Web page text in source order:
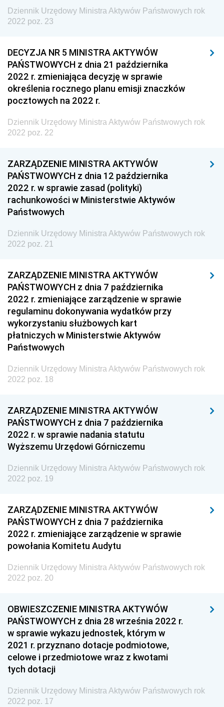
Dziennik Urzędowy Ministra Rodziny, Pracy i Polityki
Społecznej
Dziennik Urzędowy Ministra Rozwoju
Dziennik Urzędowy Ministra Infrastruktury i
Budownictwa
Dziennik Urzędowy Ministra Gospodarki Morskiej i
Dziennik Urzędowy Ministra Energii
Dziennik Urzędowy Ministra Sprawiedliwości
Dziennik Urzędowy Ministra Rozwoju i Finansów
Dziennik Urzędowy Wyższego Urzędu Górniczego
Dziennik Urzędowy Prezesa Urzędu Transportu
Kolejowego
Dziennik Urzędowy Ministra Przedsiębiorczości i
Dziennik Urzędowy Ministra Inwestycji i Rozwoju
Dziennik Urzędowy Naczelnego Dyrektora Archiwów
Państwowych
Dziennik Urzędowy Ministra Finansów, Inwestycji i
Rozwoju
Dziennik Urzędowy Ministra Klimatu
Dziennik Urzędowy Ministra Sportu
Dziennik Urzędowy Ministra Funduszy i Polityki
Dziennik Urzędowy Ministra Aktywów Państwowych
2026
2025
2023
z 14 grudnia 2022 pozycja 28
z 6 grudnia 2022 pozycje 26-27
z 1 grudnia 2022 pozycja 25
z 28 października 2022 pozycja 23
z 13 października 2022 pozycja 21
z 10 października 2022 pozycja 20
z 7 października 2022 pozycje 18-19
z 28 września 2022 pozycja 17
z 31 sierpnia 2022 pozycja 15
Dziennik Urzędowy Ministra Aktywów Państwowych rok
2022 poz. 23
DECYZJA NR 5 MINISTRA AKTYWÓW
PAŃSTWOWYCH z dnia 21 października
2022 r. zmieniająca decyzję w sprawie
określenia rocznego planu emisji znaczków
pocztowych na 2022 r.
Dziennik Urzędowy Ministra Aktywów Państwowych rok
2022 poz. 22
ZARZĄDZENIE MINISTRA AKTYWÓW
PAŃSTWOWYCH z dnia 12 października
2022 r. w sprawie zasad (polityki)
rachunkowości w Ministerstwie Aktywów
Państwowych
Dziennik Urzędowy Ministra Aktywów Państwowych rok
2022 poz. 21
ZARZĄDZENIE MINISTRA AKTYWÓW
PAŃSTWOWYCH z dnia 7 października
2022 r. zmieniające zarządzenie w sprawie
regulaminu dokonywania wydatków przy
wykorzystaniu służbowych kart
płatniczych w Ministerstwie Aktywów
Państwowych
Dziennik Urzędowy Ministra Aktywów Państwowych rok
2022 poz. 18
ZARZĄDZENIE MINISTRA AKTYWÓW
PAŃSTWOWYCH z dnia 7 października
2022 r. w sprawie nadania statutu
Wyższemu Urzędowi Górniczemu
Dziennik Urzędowy Ministra Aktywów Państwowych rok
2022 poz. 19
ZARZĄDZENIE MINISTRA AKTYWÓW
PAŃSTWOWYCH z dnia 7 października
2022 r. zmieniające zarządzenie w sprawie
powołania Komitetu Audytu
Dziennik Urzędowy Ministra Aktywów Państwowych rok
2022 poz. 20
OBWIESZCZENIE MINISTRA AKTYWÓW
PAŃSTWOWYCH z dnia 28 września 2022 r.
w sprawie wykazu jednostek, którym w
2021 r. przyznano dotacje podmiotowe,
celowe i przedmiotowe wraz z kwotami
tych dotacji
Dziennik Urzędowy Ministra Aktywów Państwowych rok
2022 poz. 17